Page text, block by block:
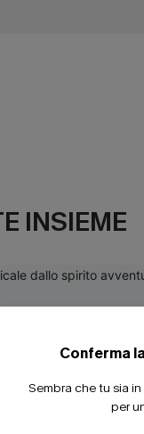
INSIEME
Conferma
Sembra che tu sia in
per